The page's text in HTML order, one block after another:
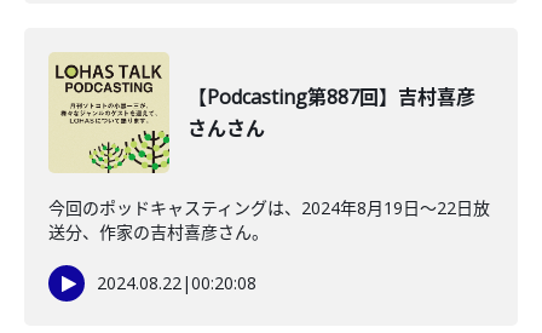
【Podcasting第887回】吉村喜彦
さんさん
今回のポッドキャスティングは、2024年8月19日〜22日放
送分、作家の吉村喜彦さん。
2024.08.22|00:20:08